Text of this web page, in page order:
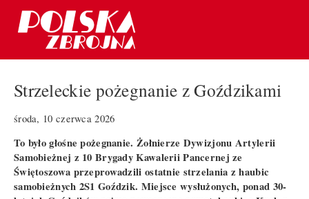
Strzeleckie pożegnanie z Goździkami
środa, 10 czerwca 2026
To było głośne pożegnanie. Żołnierze Dywizjonu Artylerii
Samobieżnej z 10 Brygady Kawalerii Pancernej ze
Świętoszowa przeprowadzili ostatnie strzelania z haubic
samobieżnych 2S1 Goździk. Miejsce wysłużonych, ponad 30-